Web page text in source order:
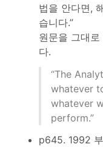
법을 안다면,
습니다.”
원문을 그대
다.
“The
whatever
whatever
perform.”
p645. 1992